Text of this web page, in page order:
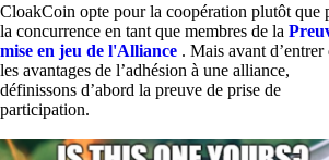
CloakCoin opte pour la coopération plutôt que
la concurrence en tant que membres de la
mise en jeu de l'Alliance . Mais avant d’entrer
les avantages de l’adhésion à une alliance,
définissons d’abord la preuve de prise de
participation.